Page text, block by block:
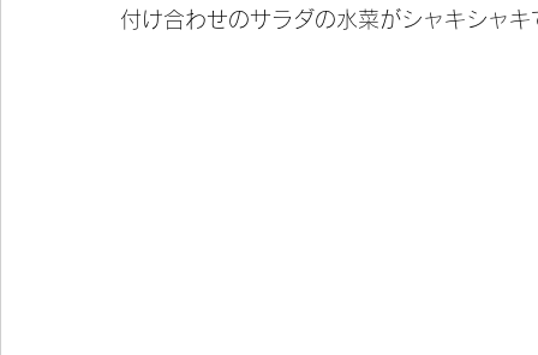
付け合わせのサラダの水菜がシャキシャ